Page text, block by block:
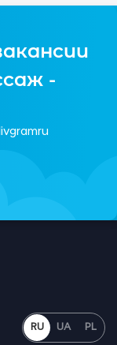
-
RU UA PL